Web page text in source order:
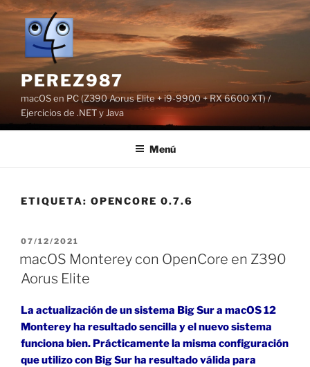
Saltar
contenido
PEREZ987
macOS en PC (Z390 Aorus Elite + i9-9900 + RX 6600 XT) /
Ejercicios de .NET y Java
Menú
ETIQUETA: OPENCORE 0.7.6
PUBLICADO
07/12/2021
macOS Monterey con OpenCore en Z390
Aorus Elite
La actualización de un sistema Big Sur a macOS 12
Monterey ha resultado sencilla y el nuevo sistema
funciona bien. Prácticamente la misma configuración
que utilizo con Big Sur ha resultado válida para